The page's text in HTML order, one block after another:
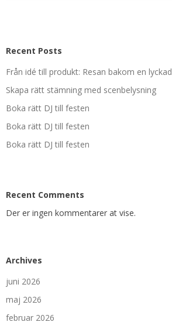
Recent Posts
Från idé till produkt: Resan bakom en
Skapa rätt stämning med scenbelysning
Boka rätt DJ till festen
Boka rätt DJ till festen
Boka rätt DJ till festen
Recent Comments
Der er ingen kommentarer at vise.
Archives
juni 2026
maj 2026
februar 2026